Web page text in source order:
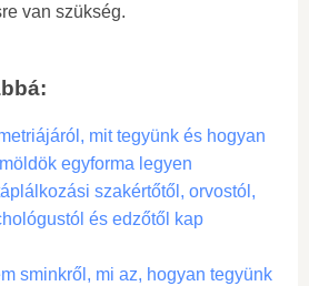
van szükség.
mit tegyünk és hogyan
egyforma legyen
szakértőtől, orvostól,
és edzőtől kap
sminkről, mi az, hogyan tegyünk